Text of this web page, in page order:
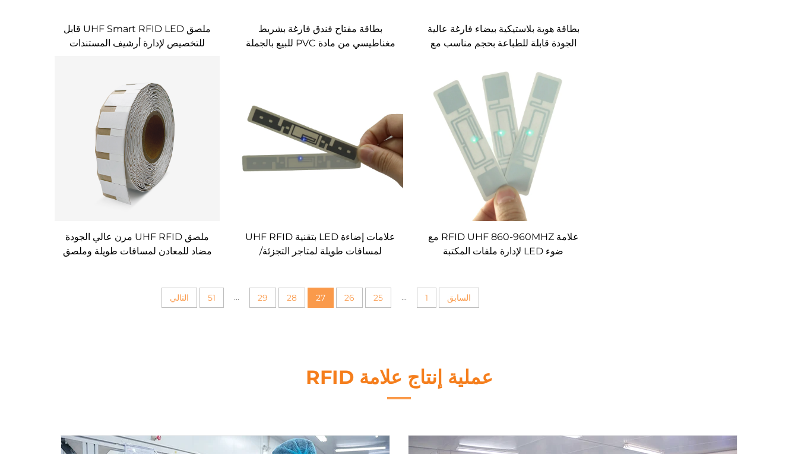
بطاقة هوية بلاستيكية بيضاء فارغة عالية
الجودة قابلة للطباعة بحجم مناسب مع
بطاقة مفتاح فندق فارغة بشريط
مغناطيسي من مادة PVC للبيع بالجملة
ملصق UHF Smart RFID LED قابل
للتخصيص لإدارة أرشيف المستندات
علامة RFID UHF 860-960MHZ مع
ضوء LED لإدارة ملفات المكتبة
علامات إضاءة LED بتقنية UHF RFID
لمسافات طويلة لمتاجر التجزئة/
ملصق UHF RFID مرن عالي الجودة
مضاد للمعادن لمسافات طويلة وملصق
السابق 1
...
25
26
27
28
29
...
51 التالي
عملية إنتاج علامة RFID